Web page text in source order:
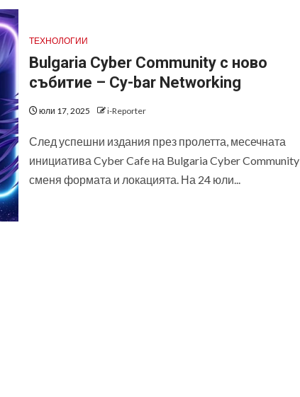
ТЕХНОЛОГИИ
Bulgaria Cyber Community с ново
събитие – Cy-bar Networking
юли 17, 2025 i-Reporter
След успешни издания през пролетта, месечната
инициатива Cyber Cafe на Bulgaria Cyber Community
сменя формата и локацията. На 24 юли...